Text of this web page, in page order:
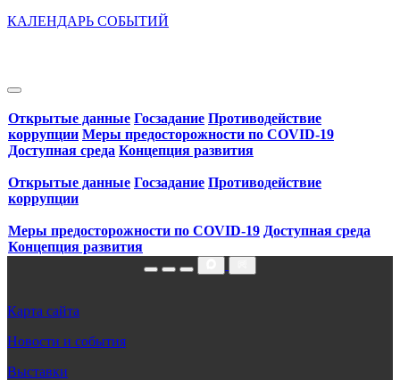
КАЛЕНДАРЬ СОБЫТИЙ
Открытые данные Госзадание Противодействие
коррупции Меры предосторожности по COVID‑19
Доступная среда Концепция развития
Открытые данные Госзадание Противодействие
коррупции
Меры предосторожности по COVID‑19 Доступная среда
Концепция развития
Карта сайта
Новости и события
Выставки